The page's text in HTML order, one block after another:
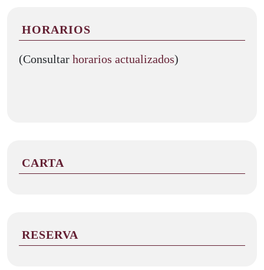
HORARIOS
(Consultar horarios actualizados)
CARTA
RESERVA